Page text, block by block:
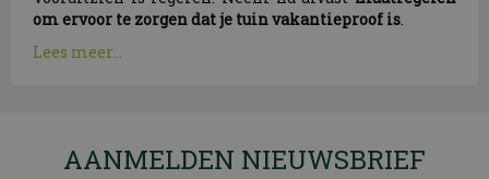
om ervoor te zorgen dat je tuin vakantieproof is.
Lees meer...
AANMELDEN NIEUWSBRIEF